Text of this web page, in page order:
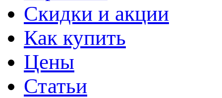
Скидки и акции
Как купить
Цены
Статьи